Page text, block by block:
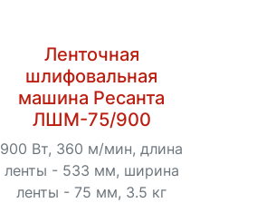
Ленточная
шлифовальная
машина Ресанта
ЛШМ-75/900
900 Вт, 360 м/мин, длина
ленты - 533 мм, ширина
ленты - 75 мм, 3.5 кг